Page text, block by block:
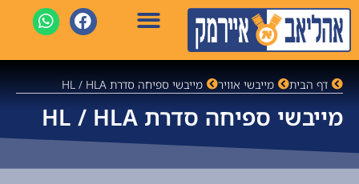
דף הבית מייבשי אוויר מייבשי ספיחה סדרת HL / HLA
מייבשי ספיחה סדרת HL / HLA